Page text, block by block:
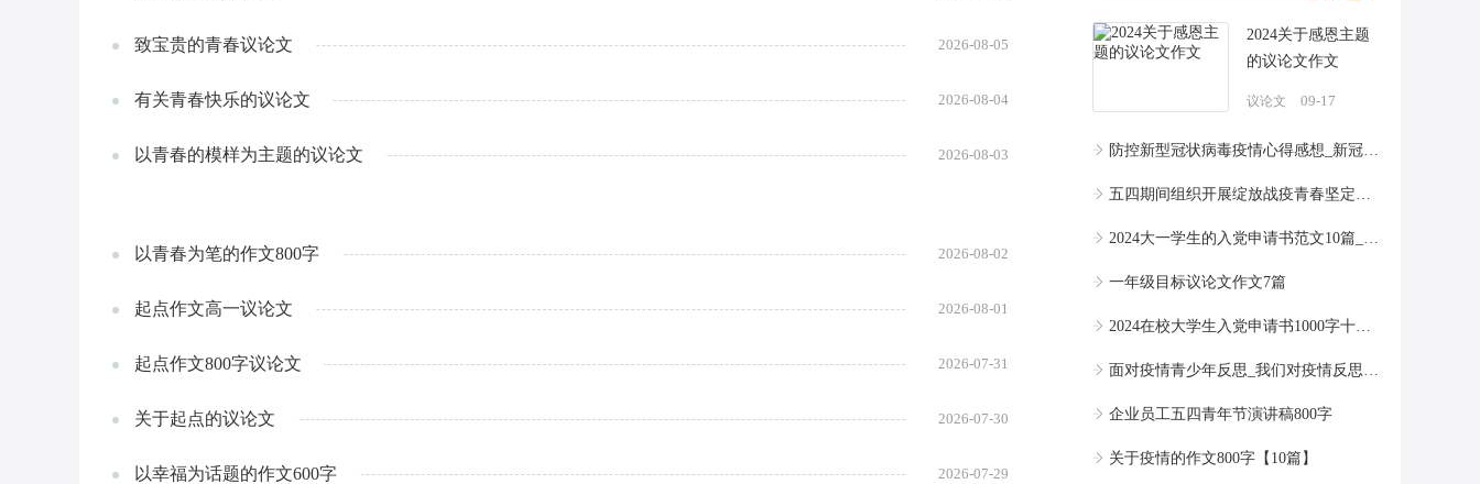
致宝贵的青春议论文 2026-08-05
有关青春快乐的议论文 2026-08-04
以青春的模样为主题的议论文 2026-08-03
以青春为笔的作文800字 2026-08-02
起点作文高一议论文 2026-08-01
起点作文800字议论文 2026-07-31
关于起点的议论文 2026-07-30
以幸福为话题的作文600字 2026-07-29
2024关于感恩主题
的议论文作文
议论文 09-17
防控新型冠状病毒疫情心得感想_新冠疫情防控工作汇报5篇
五四期间组织开展绽放战疫青春坚定制度自信教育主题心得体会
2024大一学生的入党申请书范文10篇_大一入党申请书
一年级目标议论文作文7篇
2024在校大学生入党申请书1000字十五篇
面对疫情青少年反思_我们对疫情反思【5篇】范文
企业员工五四青年节演讲稿800字
关于疫情的作文800字【10篇】